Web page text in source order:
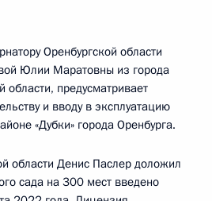
Оренбургской области
Юлии Маратовны из города
области, предусматривает
и вводу в эксплуатацию
«Дубки» города Оренбурга.
области Денис Паслер доложил
сада на 300 мест введено